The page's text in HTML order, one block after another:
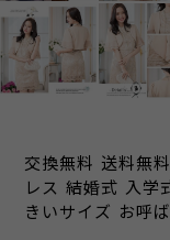
交換無料 送料無
レス 結婚式 入学
きいサイズ お呼